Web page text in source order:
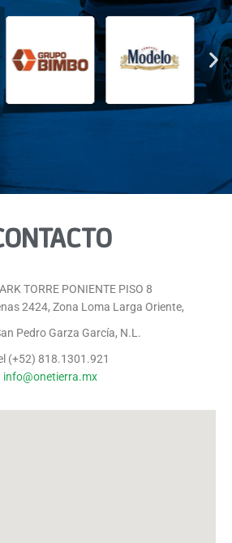
TORRE PONIENTE PISO 8
2424, Zona Loma Larga Oriente,
Pedro Garza García, N.L.
(+52) 818.1301.921
info@onetierra.mx